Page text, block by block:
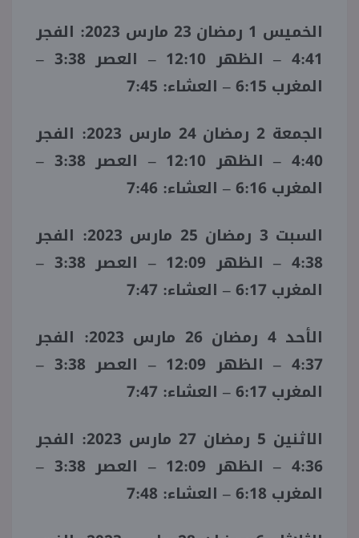
الخميس 1 رمضان 23 مارس 2023: الفجر
4:41 – الظهر 12:10 – العصر 3:38 –
المغرب 6:15 – العشاء: 7:45
الجمعة 2 رمضان 24 مارس 2023: الفجر
4:40 – الظهر 12:10 – العصر 3:38 –
المغرب 6:16 – العشاء: 7:46
السبت 3 رمضان 25 مارس 2023: الفجر
4:38 – الظهر 12:09 – العصر 3:38 –
المغرب 6:17 – العشاء: 7:47
الأحد 4 رمضان 26 مارس 2023: الفجر
4:37 – الظهر 12:09 – العصر 3:38 –
المغرب 6:17 – العشاء: 7:47
الاثنين 5 رمضان 27 مارس 2023: الفجر
4:36 – الظهر 12:09 – العصر 3:38 –
المغرب 6:18 – العشاء: 7:48